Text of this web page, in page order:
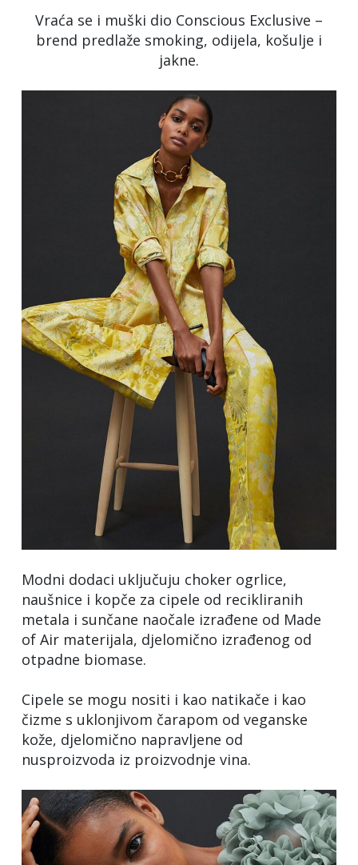
Vraća se i muški dio Conscious Exclusive –
brend predlaže smoking, odijela, košulje i
jakne.
Modni dodaci uključuju choker ogrlice,
naušnice i kopče za cipele od recikliranih
metala i sunčane naočale izrađene od Made
of Air materijala, djelomično izrađenog od
otpadne biomase.
Cipele se mogu nositi i kao natikače i kao
čizme s uklonjivom čarapom od veganske
kože, djelomično napravljene od
nusproizvoda iz proizvodnje vina.